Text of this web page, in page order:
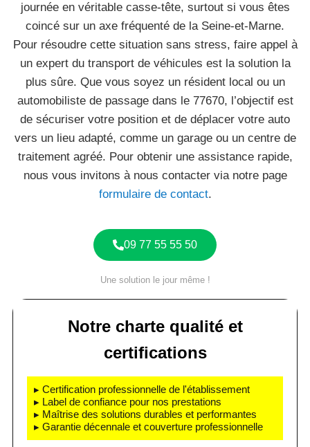
journée en véritable casse-tête, surtout si vous êtes
coincé sur un axe fréquenté de la Seine-et-Marne.
Pour résoudre cette situation sans stress, faire appel à
un expert du transport de véhicules est la solution la
plus sûre. Que vous soyez un résident local ou un
automobiliste de passage dans le 77670, l’objectif est
de sécuriser votre position et de déplacer votre auto
vers un lieu adapté, comme un garage ou un centre de
traitement agréé. Pour obtenir une assistance rapide,
nous vous invitons à nous contacter via notre page
formulaire de contact.
09 77 55 55 50
Une solution le jour même !
Notre charte qualité et
certifications
▸ Certification professionnelle de l'établissement
▸ Label de confiance pour nos prestations
▸ Maîtrise des solutions durables et performantes
▸ Garantie décennale et couverture professionnelle